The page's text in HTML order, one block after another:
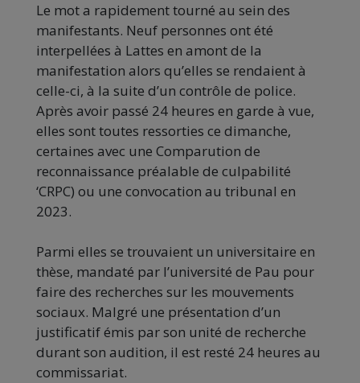
Le mot a rapidement tourné au sein des
manifestants. Neuf personnes ont été
interpellées à Lattes en amont de la
manifestation alors qu’elles se rendaient à
celle-ci, à la suite d’un contrôle de police.
Après avoir passé 24 heures en garde à vue,
elles sont toutes ressorties ce dimanche,
certaines avec une Comparution de
reconnaissance préalable de culpabilité
‘CRPC) ou une convocation au tribunal en
2023.
Parmi elles se trouvaient un universitaire en
thèse, mandaté par l’université de Pau pour
faire des recherches sur les mouvements
sociaux. Malgré une présentation d’un
justificatif émis par son unité de recherche
durant son audition, il est resté 24 heures au
commissariat.